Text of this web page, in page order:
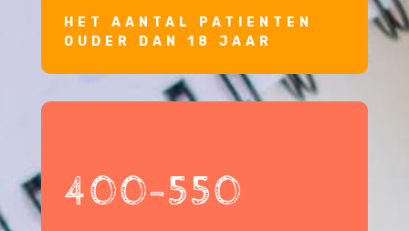
HET AANTAL PATIENTEN
OUDER DAN 18 JAAR
400-550